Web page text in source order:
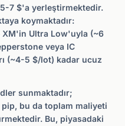
5-7 $'a yerleştirmektedir.
koymaktadır:
XM'in Ultra Low'uyla (~6
veya IC
(~4-5 $/lot) kadar ucuz
sunmaktadır;
bu da toplam maliyeti
Bu, piyasadaki